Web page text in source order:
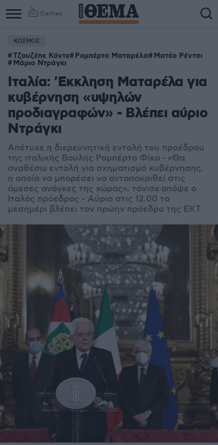
Games
ΚΟΣΜΟΣ
Τζουζέπε Κόντε Ρομπέρτο Ματαρέλα Ματέο Ρέντσι
Μάριο Ντράγκι
Ιταλία: 'Εκκληση Ματαρέλα για
κυβέρνηση «υψηλών
προδιαγραφών» - Βλέπει αύριο
Ντράγκι
Απέτυχε η διερευνητική εντολή του προέδρου
της ιταλικής Βουλής Ρομπέρτο Φίκο - «Θα
αναθέσω εντολή για σχηματισμό κυβέρνησης,
η οποία να μπορέσει να ανταποκριθεί στις
άμεσες ανάγκες της χώρας», τόνισε απόψε ο
Ιταλός πρόεδρος - Αύριο στις 12.00 το
μεσημέρι βλέπει τον πρώην πρόεδρο της ΕΚΤ